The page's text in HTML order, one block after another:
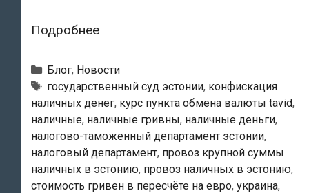
ПодробнееПровоз
суммы
наличных
в
Эстонию.
В
итоге
украинка
Рубрики
Блог, Новости
Тэги
государственный суд эстонии, конфискация
наличных денег, курс пункта обмена валюты tavid,
наличные, наличные гривны, наличные деньги,
налогово-таможенный департамент эстонии,
налоговый департамент, провоз крупной суммы
наличных в эстонию, провоз наличных в эстонию,
стоимость гривен в пересчёте на евро, украина,